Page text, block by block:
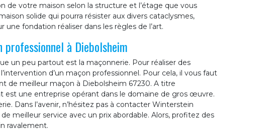
de votre maison selon la structure et l’étage que vous
solide qui pourra résister aux divers cataclysmes,
fondation réaliser dans les règles de l’art.
professionnel à Diebolsheim
un peu partout est la maçonnerie. Pour réaliser des
d’un maçon professionnel. Pour cela, il vous faut
de meilleur maçon à Diebolsheim 67230. A titre
est une entreprise opérant dans le domaine de gros œuvre.
Dans l’avenir, n’hésitez pas à contacter Winterstein
meilleur service avec un prix abordable. Alors, profitez des
ravalement.